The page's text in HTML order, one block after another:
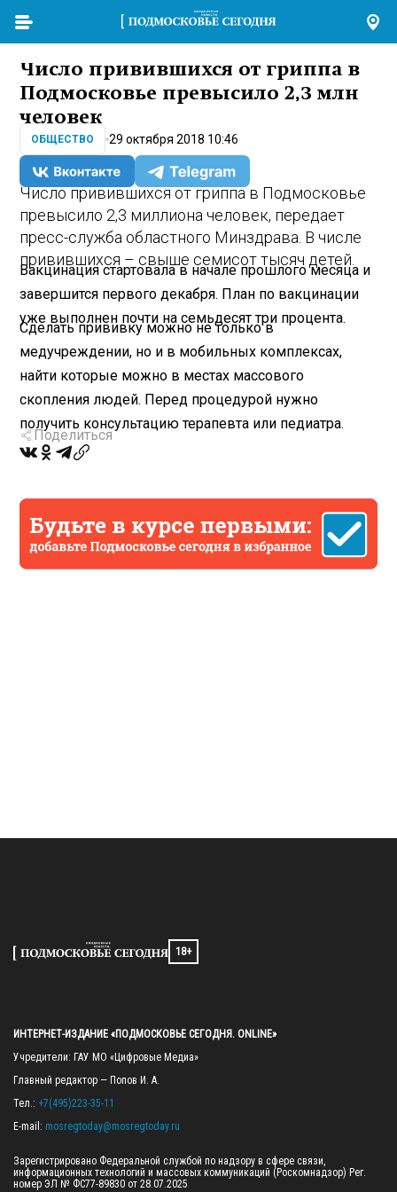
Число привившихся от гриппа в
Подмосковье превысило 2,3 млн
человек
ОБЩЕСТВО 29 октября 2018 10:46
Число привившихся от гриппа в Подмосковье
превысило 2,3 миллиона человек, передает
пресс-служба областного Минздрава. В числе
привившихся – свыше семисот тысяч детей.
Вакцинация стартовала в начале прошлого месяца и
завершится первого декабря. План по вакцинации
уже выполнен почти на семьдесят три процента.
Сделать прививку можно не только в
медучреждении, но и в мобильных комплексах,
найти которые можно в местах массового
скопления людей. Перед процедурой нужно
получить консультацию терапевта или педиатра.
Поделиться
18+
ИНТЕРНЕТ-ИЗДАНИЕ «ПОДМОСКОВЬЕ СЕГОДНЯ. ONLINE»
Учредители: ГАУ МО «Цифровые Медиа»
Главный редактор — Попов И. А.
Тел.: +7(495)223-35-11
E-mail: mosregtoday@mosregtoday.ru
Зарегистрировано Федеральной службой по надзору в сфере связи,
информационных технологий и массовых коммуникаций (Роскомнадзор) Рег.
номер ЭЛ № ФС77-89830 от 28.07.2025